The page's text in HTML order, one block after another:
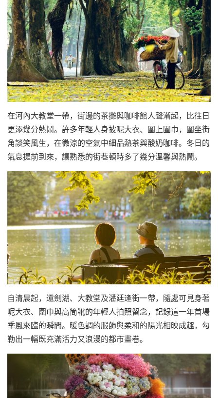
在河內大教堂一帶，街邊的茶攤與咖啡館人聲漸起，比往日
更添幾分熱鬧。許多年輕人身披呢大衣、圍上圍巾，圍坐街
角談笑風生，在微涼的空氣中細品熱茶與酸奶咖啡。冬日的
氣息提前到來，讓熟悉的街巷頓時多了幾分溫馨與熱鬧。
自清晨起，還劍湖、大教堂及潘廷逢街一帶，隨處可見身著
呢大衣、圍巾與高筒靴的年輕人拍照留念，記錄這一年首場
季風來臨的瞬間。暖色調的服飾與柔和的陽光相映成趣，勾
勒出一幅既充滿活力又浪漫的都市畫卷。